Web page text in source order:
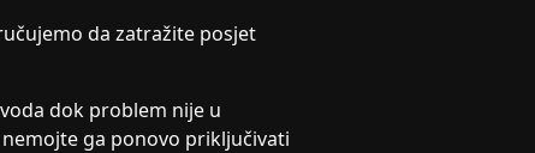
da zatražite posjet
dok problem nije u
ga ponovo priključivati